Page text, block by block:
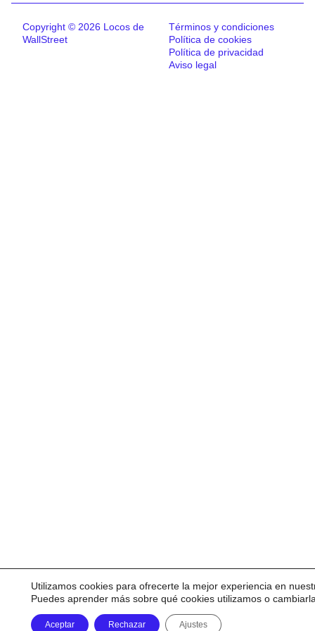
Copyright © 2026 Locos de
WallStreet
Términos y condiciones
Política de cookies
Política de privacidad
Aviso legal
Utilizamos cookies para ofrecerte la mejor experiencia en
Puedes aprender más sobre qué cookies utilizamos o
Aceptar Rechazar Ajustes